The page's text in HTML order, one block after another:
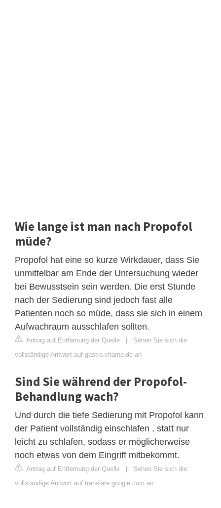
Wie lange ist man nach Propofol
müde?
Propofol hat eine so kurze Wirkdauer, dass Sie
unmittelbar am Ende der Untersuchung wieder
bei Bewusstsein sein werden. Die erst Stunde
nach der Sedierung sind jedoch fast alle
Patienten noch so müde, dass sie sich in einem
Aufwachraum ausschlafen sollten.
Antrag auf Entfernung der Quelle | Sehen Sie sich die
vollständige Antwort auf gastro.charite.de an
Sind Sie während der Propofol-
Behandlung wach?
Und durch die tiefe Sedierung mit Propofol kann
der Patient vollständig einschlafen , statt nur
leicht zu schlafen, sodass er möglicherweise
noch etwas von dem Eingriff mitbekommt.
Antrag auf Entfernung der Quelle | Sehen Sie sich die
vollständige Antwort auf translate.google.com an